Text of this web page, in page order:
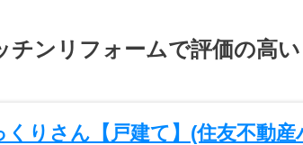
チンリフォームで評価の高
くりさん【戸建て】(住友不動